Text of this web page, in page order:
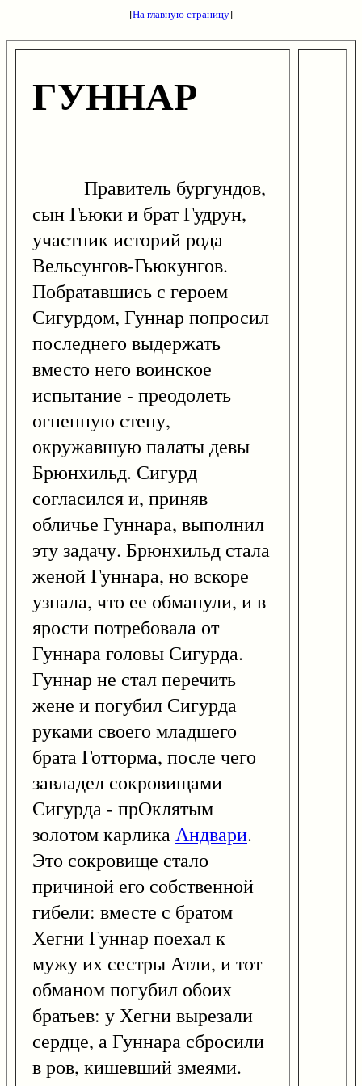
[На главную страницу]
ГУННАР
Правитель бургундов,
сын Гьюки и брат Гудрун,
участник историй рода
Вельсунгов-Гьюкунгов.
Побратавшись с героем
Сигурдом, Гуннар попросил
последнего выдержать
вместо него воинское
испытание - преодолеть
огненную стену,
окружавшую палаты девы
Брюнхильд. Сигурд
согласился и, приняв
обличье Гуннара, выполнил
эту задачу. Брюнхильд стала
женой Гуннара, но вскоре
узнала, что ее обманули, и в
ярости потребовала от
Гуннара головы Сигурда.
Гуннар не стал перечить
жене и погубил Сигурда
руками своего младшего
брата Готторма, после чего
завладел сокровищами
Сигурда - прОклятым
золотом карликаАндвари.
Это сокровище стало
причиной его собственной
гибели: вместе с братом
Хегни Гуннар поехал к
мужу их сестры Атли, и тот
обманом погубил обоих
братьев: у Хегни вырезали
сердце, а Гуннара сбросили
в ров, кишевший змеями.